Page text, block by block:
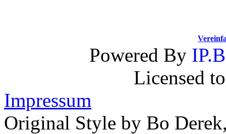
Powered By
Licensed
Impressum
Original Style by Bo